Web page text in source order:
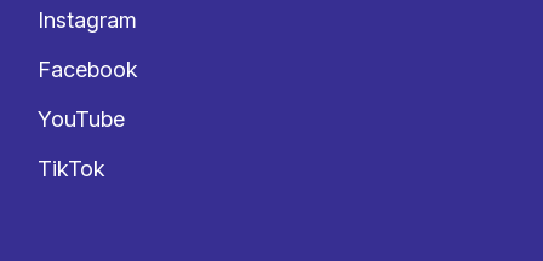
Instagram
Facebook
YouTube
TikTok